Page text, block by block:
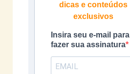
dicas e conteúdos
exclusivos
Insira seu e-mail para
fazer sua assinatura